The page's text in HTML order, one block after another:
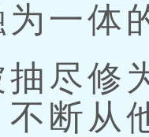
为一体
修为
断从